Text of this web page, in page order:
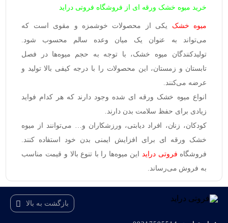
خرید میوه خشک ورقه ای از فروشگاه فروتی دراید
میوه خشک یکی از محصولات خوشمزه و مقوی است که
می‌تواند به عنوان یک میان وعده سالم محسوب شود.
تولیدکنندگان میوه خشک، با توجه به حجم میوه‌ها در فصل
تابستان و زمستان، این محصولات را با درجه کیفی بالا تولید و
عرضه می‌کنند.
انواع میوه خشک ورقه ای شده وجود دارند که هر کدام فواید
زیادی برای حفظ سلامت بدن دارند.
کودکان، زنان، افراد دیابتی، ورزشکاران و… می‌توانند از میوه
خشک ورقه ای برای افزایش ایمنی بدن خود استفاده کنند.
فروشگاه فروتی دراید این میوه‌ها را با تنوع بالا و قیمت مناسب
به فروش می‌رساند.
بازگشت به بالا